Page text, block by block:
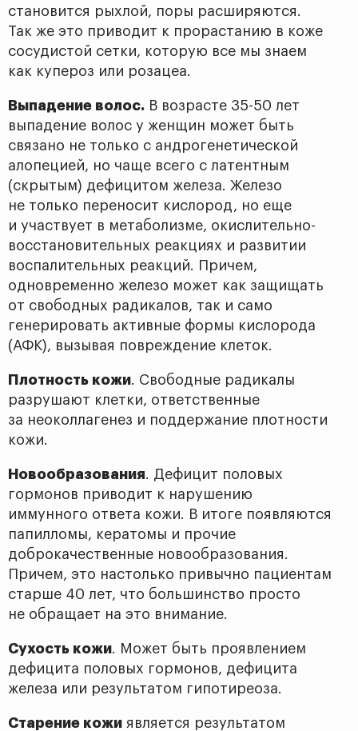
становится рыхлой, поры расширяются.
Так же это приводит к прорастанию в коже
сосудистой сетки, которую все мы знаем
как купероз или розацеа.
Выпадение волос. В возрасте 35-50 лет
выпадение волос у женщин может быть
связано не только с андрогенетической
алопецией, но чаще всего с латентным
(скрытым) дефицитом железа. Железо
не только переносит кислород, но еще
и участвует в метаболизме, окислительно-
восстановительных реакциях и развитии
воспалительных реакций. Причем,
одновременно железо может как защищать
от свободных радикалов, так и само
генерировать активные формы кислорода
(АФК), вызывая повреждение клеток.
Плотность кожи. Свободные радикалы
разрушают клетки, ответственные
за неоколлагенез и поддержание плотности
кожи.
Новообразования. Дефицит половых
гормонов приводит к нарушению
иммунного ответа кожи. В итоге появляются
папилломы, кератомы и прочие
доброкачественные новообразования.
Причем, это настолько привычно пациентам
старше 40 лет, что большинство просто
не обращает на это внимание.
Сухость кожи. Может быть проявлением
дефицита половых гормонов, дефицита
железа или результатом гипотиреоза.
Старение кожи является результатом